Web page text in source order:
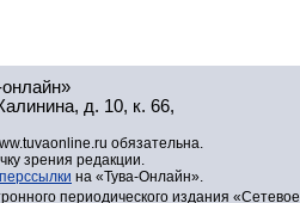
д. 10, к. 66,
обязательна.
зрения редакции.
на «Тува-Онлайн».
периодического издания «Сетевое